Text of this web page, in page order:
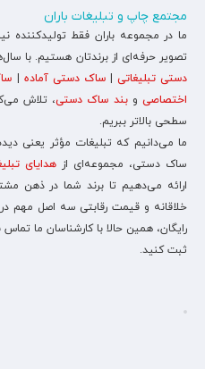
مجتمع چاپ و تبلیغات باران
ما در مجموعه باران فقط
تصویر حرفه‌ای از برندتان هستیم. با
دستی تبلیغاتی |ساک دستی آماده
اختصاصی وبند ساک دستی، تلاش
سطحی بالاتر ببریم.
ما می‌دانیم که تبلیغات مؤثر یعنی
ساک دستی، مجموعه‌ای از هدایای
ارائه می‌دهیم تا برند شما در ذهن
خلاقانه و قیمت رقابتی سه اصل مهم
رایگان، همین حالا با کارشناسان ما
ثبت کنید.